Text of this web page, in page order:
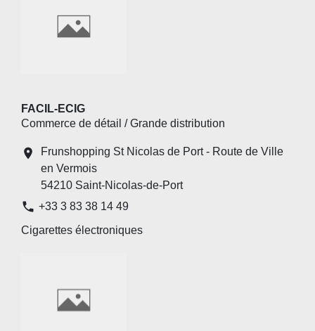
FACIL-ECIG
Commerce de détail / Grande distribution
location_on
Frunshopping St Nicolas de Port - Route de Ville
en Vermois
54210 Saint-Nicolas-de-Port
phone +33 3 83 38 14 49
Cigarettes électroniques